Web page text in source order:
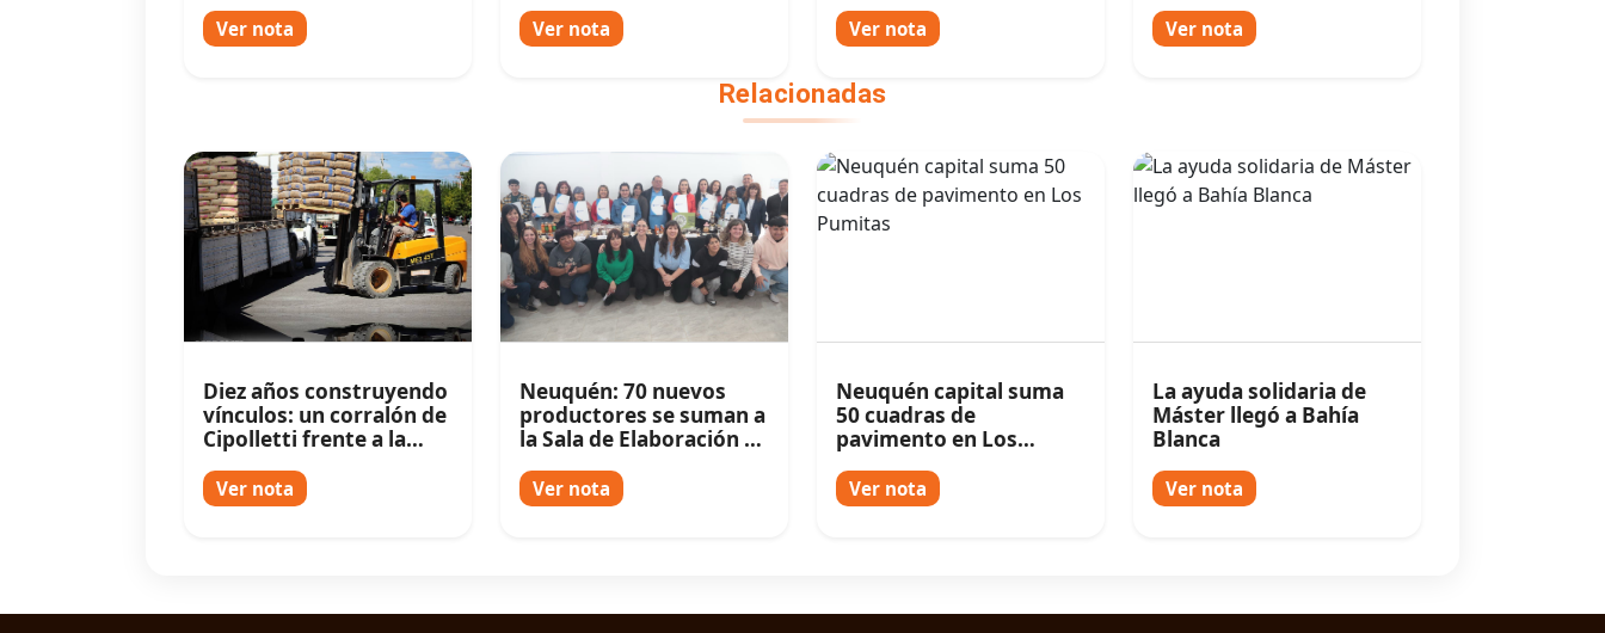
Ver nota Ver nota Ver nota
escuchados
Ver nota
Relacionadas
Diez años construyendo
vínculos: un corralón de
Cipolletti frente a la
Ver nota
Neuquén: 70 nuevos
productores se suman a
la Sala de Elaboración de
Ver nota
Neuquén capital suma
50 cuadras de
pavimento en Los
Ver nota
La ayuda solidaria de
Máster llegó a Bahía
Blanca
Ver nota